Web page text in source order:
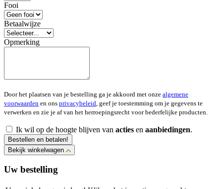
Fooi
Betaalwijze
Opmerking
Door het plaatsen van je bestelling ga je akkoord met onze algemene
voorwaarden en ons privacybeleid , geef je toestemming om je gegevens te
verwerken en zie je af van het herroepingsrecht voor bederfelijke producten.
Ik wil op de hoogte blijven van acties en aanbiedingen.
Bestellen en betalen!
Bekijk winkelwagen
Uw bestelling